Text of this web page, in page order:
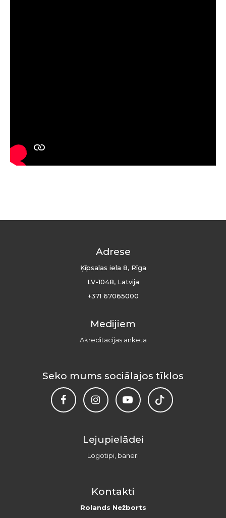
Adrese
Ķīpsalas iela 8, Rīga
LV-1048, Latvija
+371 67065000
Medijiem
Akreditācijas anketa
Seko mums sociālajos tīklos
Lejupielādei
Logotipi, baneri
Kontakti
Rolands Nežborts